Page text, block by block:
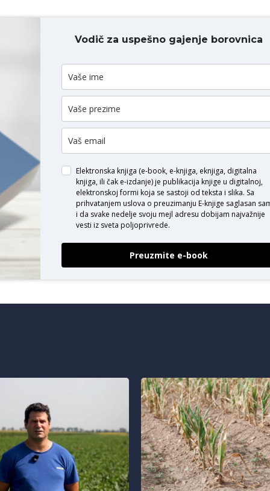
KOMENTAR
Vodič za uspešno gajenje borovnica
Elektronska knjiga (e-book, e-knjiga, eknjiga, digitalna
knjiga, ili čak e-izdanje) je publikacija knjige u digitalnoj,
elektronskoj formi koja se sastoji od teksta i slika. Sa
prihvatanjem uslova o preuzimanju E-knjige saglasan
i da svake nedelje svoju mejl adresu dobijam najvažnije
vesti iz sveta poljoprivrede.
Preuzmite e-book